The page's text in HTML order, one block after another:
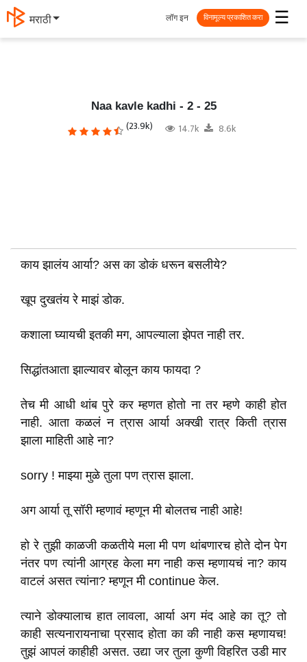
मराठी ☰
लॉग इन विनामूल्य प्रकाशित करा
Naa kavle kadhi - 2 - 25
(23.9k) 14.7k 8.6k
काय झालंय आर्या? अस का डोकं धरून बसलीये?
खूप दुखतंय रे माझं डोक.
कशाला घ्यायची इतकी मग, आपल्याला झेपत नाही तर.
सिद्धांतआता झाल्यावर बोलून काय फायदा ?
तेच मी आधी थांब पुरे कर म्हणत होतो ना तर म्हणे काही होत
नाही. आता कळलं न त्रास आर्या अक्खी रात्र किती त्रास
झाला माहिती आहे ना?
sorry ! माझ्या मुळे तुला पण त्रास झाला.
अग आर्या तू सॉरी म्हणावं म्हणून मी बोलतच नाही आहे!
हो रे तुझी काळजी कळतीये मला मी पण थांबणारच होते दोन पेग
नंतर पण त्यांनी आग्रह केला मग नाही कस म्हणायचं ना? काय
वाटलं असत त्यांना? म्हणून मी continue केल.
त्याने डोक्यालाच हात लावला, आर्या अग मंद आहे का तू? तो
काही सत्यनारायनाचा प्रसाद होता का की नाही कस म्हणायच!
तुझं आपलं काहीही असत. उद्या जर तुला कुणी विहरित उडी मार